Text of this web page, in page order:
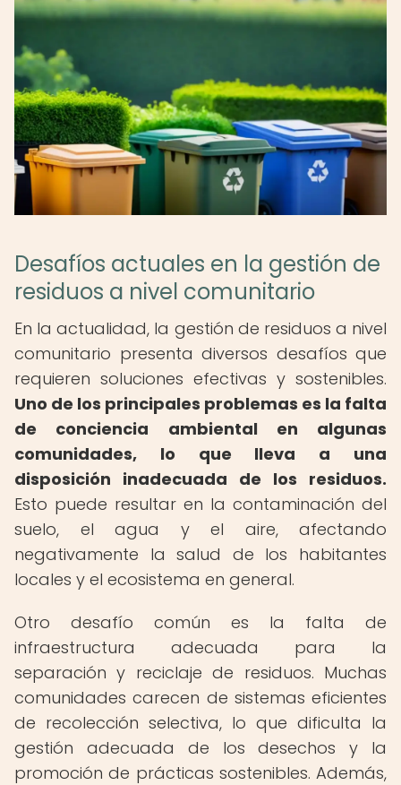
Desafíos actuales en la gestión de
residuos a nivel comunitario
En la actualidad, la gestión de residuos a nivel
comunitario presenta diversos desafíos que
requieren soluciones efectivas y sostenibles.
Uno de los principales problemas es la falta
de conciencia ambiental en algunas
comunidades, lo que lleva a una
disposición inadecuada de los residuos.
Esto puede resultar en la contaminación del
suelo, el agua y el aire, afectando
negativamente la salud de los habitantes
locales y el ecosistema en general.
Otro desafío común es la falta de
infraestructura adecuada para la
separación y reciclaje de residuos. Muchas
comunidades carecen de sistemas eficientes
de recolección selectiva, lo que dificulta la
gestión adecuada de los desechos y la
promoción de prácticas sostenibles. Además,